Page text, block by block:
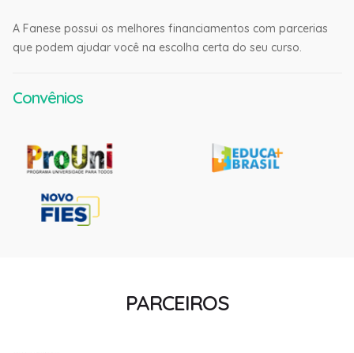
A Fanese possui os melhores financiamentos com parcerias
que podem ajudar você na escolha certa do seu curso.
Convênios
PARCEIROS